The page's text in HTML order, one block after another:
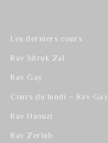
Les derniers cours
Rav Sitruk Zal
Rav Gay
Cours du lundi – Rav Gay
Rav Haouzi
Rav Zerbib